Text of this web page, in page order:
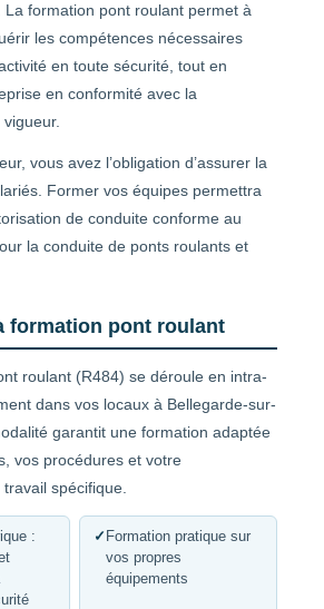
La formation pont roulant permet à
les compétences nécessaires
en toute sécurité, tout en
en conformité avec la
vous avez l’obligation d’assurer la
Former vos équipes permettra
de conduite conforme au
la conduite de ponts roulants et
formation pont roulant
roulant (R484) se déroule en intra-
dans vos locaux à Bellegarde-sur-
garantit une formation adaptée
vos procédures et votre
spécifique.
:
✓ Formation pratique sur
vos propres
équipements